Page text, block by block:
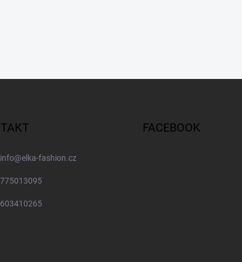
info@elka-fashion.cz
775013095
603410265
FACEBOOK